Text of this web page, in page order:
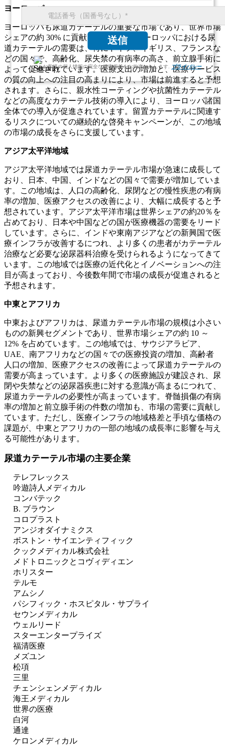
送信
お客様の個人情報の完全な機密保持をお約束いたします. プライバシー
ヨーロッパ
ヨーロッパも尿道カテーテルの重要な市場であり、世界市場
シェアの約 30% に貢献しています。ヨーロッパにおける尿
道カテーテルの需要は、特にドイツ、イギリス、フランスな
どの国々で、高齢化、尿失禁の有病率の高さ、前立腺手術に
よって促進されています。医療支出の増加と、医療サービス
の質の向上への注目の高まりにより、市場は前進すると予想
されます。さらに、親水性コーティングや抗菌性カテーテル
などの高度なカテーテル技術の導入により、ヨーロッパ諸国
全体での導入が促進されています。留置カテーテルに関連す
るリスクについての継続的な啓発キャンペーンが、この地域
の市場の成長をさらに支援しています。
アジア太平洋地域
アジア太平洋地域では尿道カテーテル市場が急速に成長して
おり、日本、中国、インドなどの国々で需要が増加していま
す。この地域は、人口の高齢化、尿閉などの慢性疾患の有病
率の増加、医療アクセスの改善により、大幅に成長すると予
想されています。アジア太平洋市場は世界シェアの約20％を
占めており、日本や中国などの国が医療機器の需要をリード
しています。さらに、インドや東南アジアなどの新興国で医
療インフラが改善するにつれ、より多くの患者がカテーテル
治療など必要な泌尿器科治療を受けられるようになってきて
います。この地域では医療の近代化とイノベーションへの注
目が高まっており、今後数年間で市場の成長が促進されると
予想されます。
中東とアフリカ
中東およびアフリカは、尿道カテーテル市場の規模は小さい
ものの新興セグメントであり、世界市場シェアの約 10 ～
12% を占めています。この地域では、サウジアラビア、
UAE、南アフリカなどの国々での医療投資の増加、高齢者
人口の増加、医療アクセスの改善によって尿道カテーテルの
需要が高まっています。より多くの医療施設が建設され、尿
閉や失禁などの泌尿器疾患に対する意識が高まるにつれて、
尿道カテーテルの必要性が高まっています。脊髄損傷の有病
率の増加と前立腺手術の件数の増加も、市場の需要に貢献し
ています。ただし、医療インフラの地域格差と手頃な価格の
課題が、中東とアフリカの一部の地域の成長率に影響を与え
る可能性があります。
尿道カテーテル市場の主要企業
テレフレックス
吟遊詩人メディカル
コンバテック
B. ブラウン
コロプラスト
アンジオダイナミクス
ボストン・サイエンティフィック
クックメディカル株式会社
メドトロニックとコヴィディエン
ホリスター
テルモ
アムシノ
パシフィック・ホスピタル・サプライ
セウンメディカル
ウェルリード
スターエンタープライズ
福清医療
メズユン
松項
三里
チェンシェンメディカル
海王メディカル
世界の医療
白河
通達
ケロンメディカル